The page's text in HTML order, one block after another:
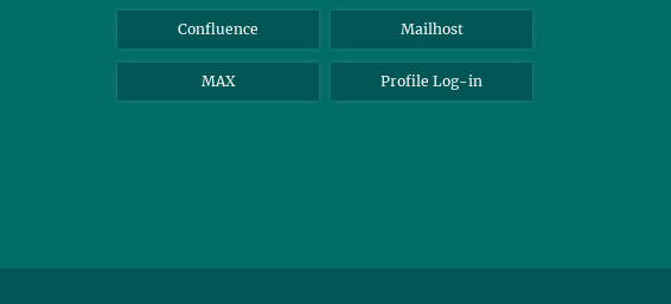
Confluence Mailhost
MAX Profile Log-in